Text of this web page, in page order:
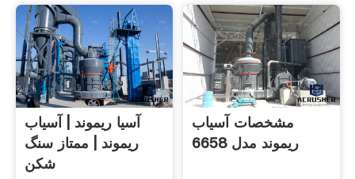
آسیا ریموند | آسیاب
ریموند | ممتاز سنگ
شکن
مشخصات آسیاب
ریموند مدل 6658